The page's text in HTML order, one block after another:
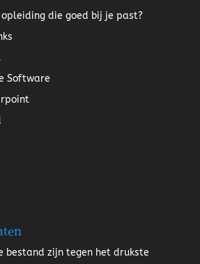
opleiding die goed bij je past?
Software
bestand zijn tegen het drukste